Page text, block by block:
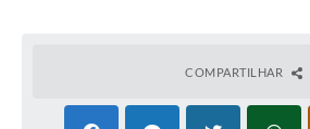
3º Jornada Empreendedora BQ
Festival Gastronômico
COMPARTILHAR